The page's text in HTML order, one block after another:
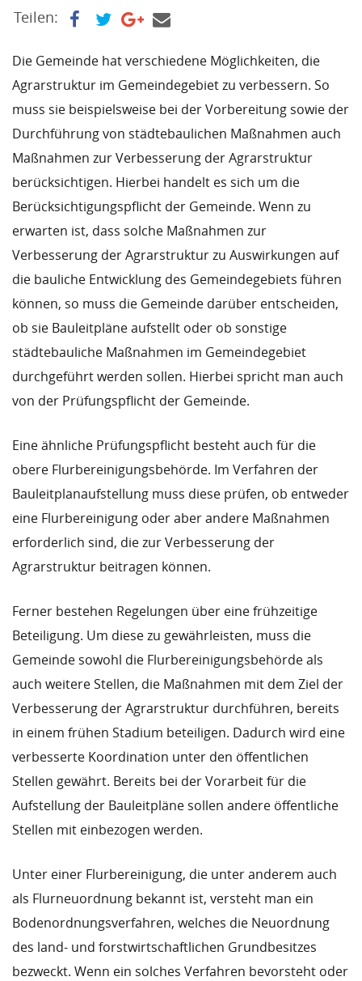
Teilen:
Die Gemeinde hat verschiedene Möglichkeiten, die
Agrarstruktur im Gemeindegebiet zu verbessern. So
muss sie beispielsweise bei der Vorbereitung sowie der
Durchführung von städtebaulichen Maßnahmen auch
Maßnahmen zur Verbesserung der Agrarstruktur
berücksichtigen. Hierbei handelt es sich um die
Berücksichtigungspflicht der Gemeinde. Wenn zu
erwarten ist, dass solche Maßnahmen zur
Verbesserung der Agrarstruktur zu Auswirkungen auf
die bauliche Entwicklung des Gemeindegebiets führen
können, so muss die Gemeinde darüber entscheiden,
ob sie Bauleitpläne aufstellt oder ob sonstige
städtebauliche Maßnahmen im Gemeindegebiet
durchgeführt werden sollen. Hierbei spricht man auch
von der Prüfungspflicht der Gemeinde.
Eine ähnliche Prüfungspflicht besteht auch für die
obere Flurbereinigungsbehörde. Im Verfahren der
Bauleitplanaufstellung muss diese prüfen, ob entweder
eine Flurbereinigung oder aber andere Maßnahmen
erforderlich sind, die zur Verbesserung der
Agrarstruktur beitragen können.
Ferner bestehen Regelungen über eine frühzeitige
Beteiligung. Um diese zu gewährleisten, muss die
Gemeinde sowohl die Flurbereinigungsbehörde als
auch weitere Stellen, die Maßnahmen mit dem Ziel der
Verbesserung der Agrarstruktur durchführen, bereits
in einem frühen Stadium beteiligen. Dadurch wird eine
verbesserte Koordination unter den öffentlichen
Stellen gewährt. Bereits bei der Vorarbeit für die
Aufstellung der Bauleitpläne sollen andere öffentliche
Stellen mit einbezogen werden.
Unter einer Flurbereinigung, die unter anderem auch
als Flurneuordnung bekannt ist, versteht man ein
Bodenordnungsverfahren, welches die Neuordnung
des land- und forstwirtschaftlichen Grundbesitzes
bezweckt. Wenn ein solches Verfahren bevorsteht oder